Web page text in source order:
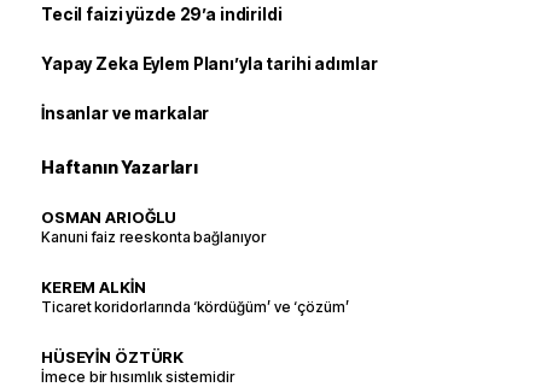
Tecil faizi yüzde 29’a indirildi
Yapay Zeka Eylem Planı’yla tarihi adımlar
İnsanlar ve markalar
Haftanın Yazarları
OSMAN ARIOĞLU
Kanuni faiz reeskonta bağlanıyor
KEREM ALKİN
Ticaret koridorlarında ‘kördüğüm’ ve ‘çözüm’
HÜSEYİN ÖZTÜRK
İmece bir hısımlık sistemidir